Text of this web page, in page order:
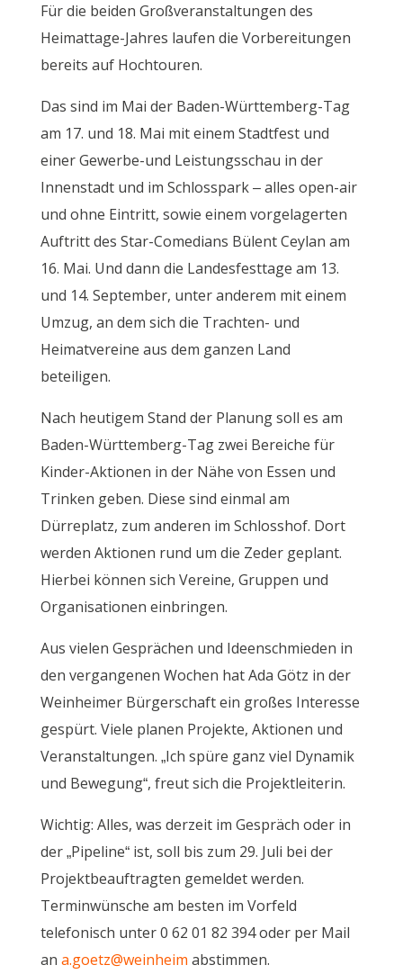
Für die beiden Großveranstaltungen des
Heimattage-Jahres laufen die Vorbereitungen
bereits auf Hochtouren.
Das sind im Mai der Baden-Württemberg-Tag
am 17. und 18. Mai mit einem Stadtfest und
einer Gewerbe-und Leistungsschau in der
Innenstadt und im Schlosspark – alles open-air
und ohne Eintritt, sowie einem vorgelagerten
Auftritt des Star-Comedians Bülent Ceylan am
16. Mai. Und dann die Landesfesttage am 13.
und 14. September, unter anderem mit einem
Umzug, an dem sich die Trachten- und
Heimatvereine aus dem ganzen Land
beteiligen.
Nach heutigem Stand der Planung soll es am
Baden-Württemberg-Tag zwei Bereiche für
Kinder-Aktionen in der Nähe von Essen und
Trinken geben. Diese sind einmal am
Dürreplatz, zum anderen im Schlosshof. Dort
werden Aktionen rund um die Zeder geplant.
Hierbei können sich Vereine, Gruppen und
Organisationen einbringen.
Aus vielen Gesprächen und Ideenschmieden in
den vergangenen Wochen hat Ada Götz in der
Weinheimer Bürgerschaft ein großes Interesse
gespürt. Viele planen Projekte, Aktionen und
Veranstaltungen. „Ich spüre ganz viel Dynamik
und Bewegung“, freut sich die Projektleiterin.
Wichtig: Alles, was derzeit im Gespräch oder in
der „Pipeline“ ist, soll bis zum 29. Juli bei der
Projektbeauftragten gemeldet werden.
Terminwünsche am besten im Vorfeld
telefonisch unter 0 62 01 82 394 oder per Mail
an a.goetz@weinheim abstimmen.